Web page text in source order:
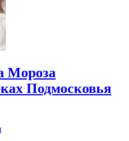
Мороза
Подмосковья